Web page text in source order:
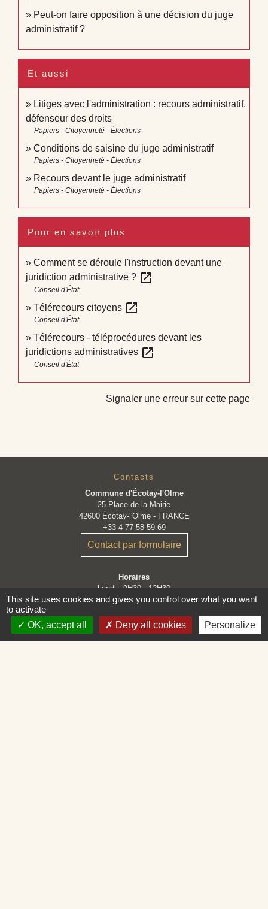
Peut-on faire opposition à une décision du juge
administratif ?
Et aussi
Litiges avec l'administration : recours administratif,
défenseur des droits
Papiers - Citoyenneté - Élections
Conditions de saisine du juge administratif
Papiers - Citoyenneté - Élections
Recours devant le juge administratif
Papiers - Citoyenneté - Élections
Pour en savoir plus
Comment se déroule l'instruction devant une
juridiction administrative ? open_in_new
Conseil d'État
Télérecours citoyens open_in_new
Conseil d'État
Télérecours - téléprocédures devant les
juridictions administratives open_in_new
Conseil d'État
Signaler une erreur sur cette page
Contacts
Commune d'Écotay-l'Olme
25 Place de la Mairie
42600 Écotay-l'Olme - FRANCE
+33 4 77 58 59 69
Contact par formulaire
Horaires
Lundi : 9H30 - 12H30
Mardi : 9H30 - 12H30
Jeudi : 9H30 - 12H30
Vendredi : 9H30 - 12H30 et 14H - 16H30
This site uses cookies and gives you control over what you want
to activate
OK, accept all
Deny all cookies Personalize